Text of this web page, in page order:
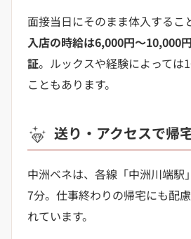
面接当日にそのまま体入するこ
入店の時給は6,000円〜10,000
証。ルックスや経験によっては
こともあります。
送り・アクセスで帰
中洲ベネは、各線「中洲川端駅
7分。仕事終わりの帰宅にも配
れています。